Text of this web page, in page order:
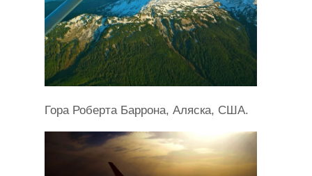
Гора Роберта Баррона, Аляска, США.